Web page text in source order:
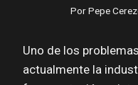
PorPepe
Uno de los
actualmente la